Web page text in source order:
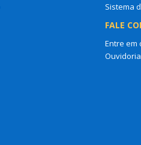
Sistema
FALE
Entre em
Ouvidoria